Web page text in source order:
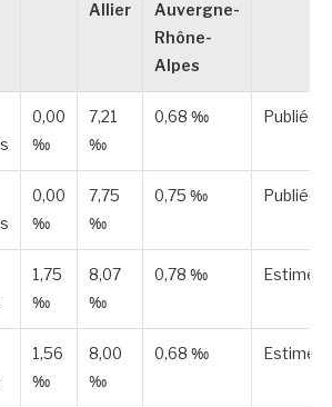
Allier
Auvergne-
Rhône-
Alpes
0,00
‰
7,21
‰
0,68 ‰ Publiée
0,00
‰
7,75
‰
0,75 ‰ Publiée
1,75
‰
8,07
‰
0,78 ‰ Estimée
1,56
‰
8,00
‰
0,68 ‰ Estimée